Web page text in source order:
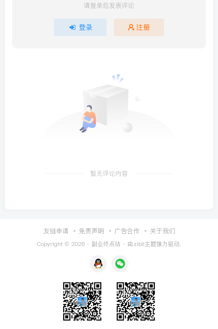
请登录后发表评论
登录 注册
暂无评论内容
友链申请 免责声明 广告合作 关于我们
Copyright © 2026 · 副业终点站 · 由zibll主题强力驱动.